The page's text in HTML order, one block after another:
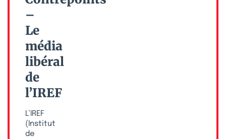
–
Le
média
libéral
de
l’IREF
L’IREF
(Institut
de